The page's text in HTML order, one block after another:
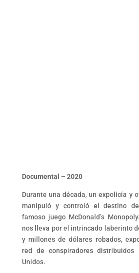
Documental – 2020
Durante una década, un expolicía y
manipuló y controló el destino
famoso juego McDonald’s
nos lleva por el intrincado laberinto
y millones de dólares robados,
red de conspiradores distribuidos
Unidos.